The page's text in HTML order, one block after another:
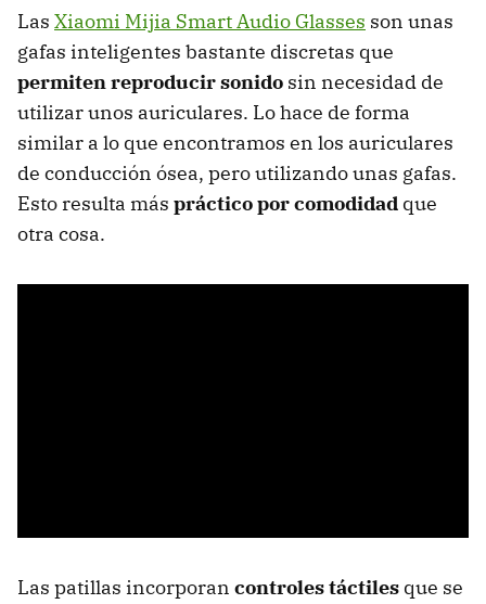
Las Xiaomi Mijia Smart Audio Glasses son unas
gafas inteligentes bastante discretas que
permiten reproducir sonido sin necesidad de
utilizar unos auriculares. Lo hace de forma
similar a lo que encontramos en los auriculares
de conducción ósea, pero utilizando unas gafas.
Esto resulta más práctico por comodidad que
otra cosa.
Las patillas incorporan controles táctiles que se